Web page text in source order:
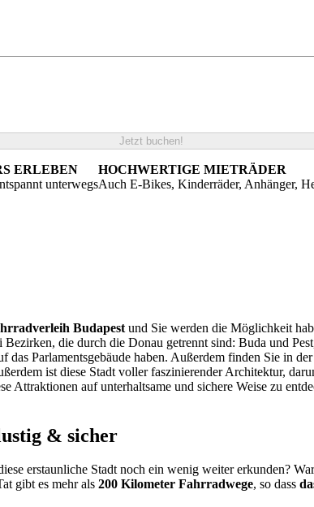
Jetzt buchen!
ERLEBEN
unterwegs
HOCHWERTIGE MIETRÄDER
Auch E-Bikes, Kinderräder, Anhänger,
Budapest und Sie werden die Möglichkeit
die durch die Donau getrennt sind: Buda und
Parlamentsgebäude haben. Außerdem finden Sie in
ist diese Stadt voller faszinierender Architektur,
Attraktionen auf unterhaltsame und sichere Weise zu
& sicher
erstaunliche Stadt noch ein wenig weiter erkunden?
gibt es mehr als 200 Kilometer Fahrradwege, so dass